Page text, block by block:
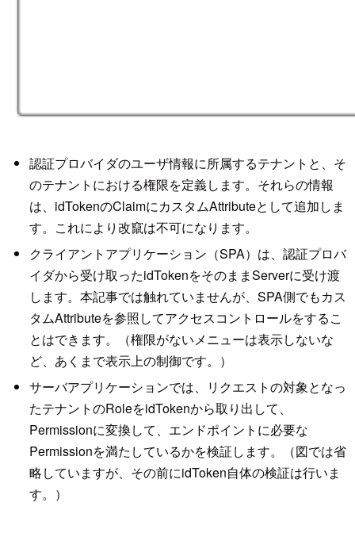
認証プロバイダのユーザ情報に所属するテナントと、そ
のテナントにおける権限を定義します。それらの情報
は、idTokenのClaimにカスタムAttributeとして追加しま
す。これにより改竄は不可になります。
クライアントアプリケーション（SPA）は、認証プロバ
イダから受け取ったidTokenをそのままServerに受け渡
します。本記事では触れていませんが、SPA側でもカス
タムAttributeを参照してアクセスコントロールをするこ
とはできます。（権限がないメニューは表示しないな
ど、あくまで表示上の制御です。）
サーバアプリケーションでは、リクエストの対象となっ
たテナントのRoleをidTokenから取り出して、
Permissionに変換して、エンドポイントに必要な
Permissionを満たしているかを検証します。（図では省
略していますが、その前にidToken自体の検証は行いま
す。）